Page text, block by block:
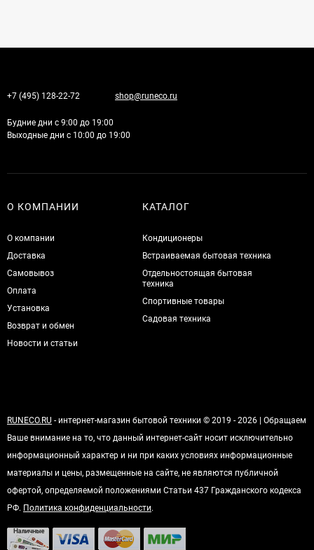
+7 (495) 128-22-72 shop@runeco.ru
Будние дни с 9:00 до 19:00
Выходные дни с 10:00 до 19:00
О КОМПАНИИ
О компании
Доставка
Самовывоз
Оплата
Установка
Возврат и обмен
Новости и статьи
КАТАЛОГ
Кондиционеры
Встраиваемая бытовая техника
Отдельностоящая бытовая
техника
Спортивные товары
Садовая техника
RUNECO.RU - интернет-магазин бытовой техники © 2019 - 2026 | Обращаем
Ваше внимание на то, что данный интернет-сайт носит исключительно
информационный характер и ни при каких условиях информационные
материалы и цены, размещенные на сайте, не являются публичной
офертой, определяемой положениями Статьи 437 Гражданского кодекса
РФ. Политика конфиденциальности.